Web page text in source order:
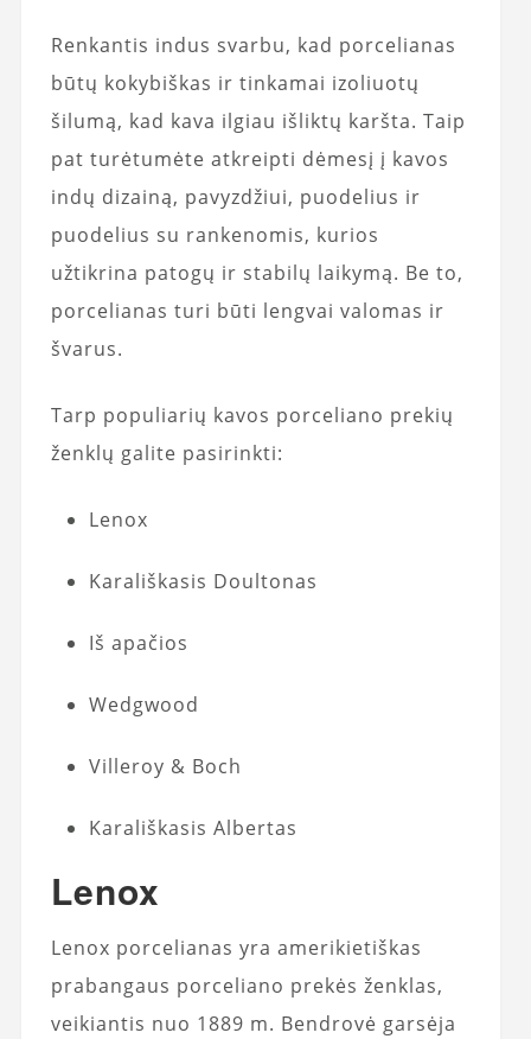
Renkantis indus svarbu, kad porcelianas
būtų kokybiškas ir tinkamai izoliuotų
šilumą, kad kava ilgiau išliktų karšta. Taip
pat turėtumėte atkreipti dėmesį į kavos
indų dizainą, pavyzdžiui, puodelius ir
puodelius su rankenomis, kurios
užtikrina patogų ir stabilų laikymą. Be to,
porcelianas turi būti lengvai valomas ir
švarus.
Tarp populiarių kavos porceliano prekių
ženklų galite pasirinkti:
Lenox
Karališkasis Doultonas
Iš apačios
Wedgwood
Villeroy & Boch
Karališkasis Albertas
Lenox
Lenox porcelianas yra amerikietiškas
prabangaus porceliano prekės ženklas,
veikiantis nuo 1889 m. Bendrovė garsėja